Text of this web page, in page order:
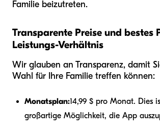
Familie beizutreten.
Transparente Preise und bestes
Leistungs-Verhältnis
Wir glauben an Transparenz, damit
Wahl für Ihre Familie treffen können:
Monatsplan:14,99 $ pro Monat. Dies
großartige Möglichkeit, die App